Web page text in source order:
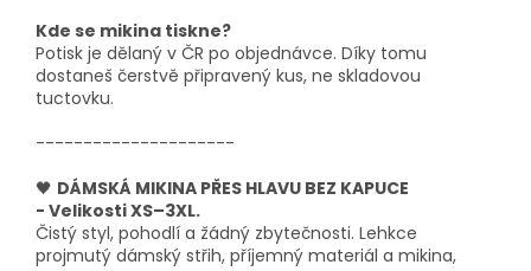
Kde se mikina tiskne?
Potisk je dělaný v ČR po objednávce. Díky tomu
dostaneš čerstvě připravený kus, ne skladovou
tuctovku.
---------------------
🖤 DÁMSKÁ MIKINA PŘES HLAVU BEZ KAPUCE
- Velikosti XS–3XL.
Čistý styl, pohodlí a žádný zbytečnosti. Lehkce
projmutý dámský střih, příjemný materiál a mikina,